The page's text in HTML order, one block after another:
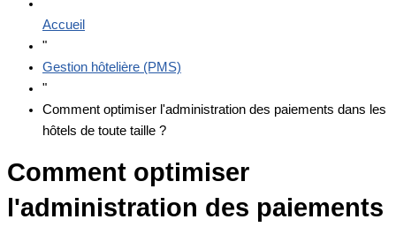
Accueil
"
Gestion hôtelière (PMS)
"
Comment optimiser l'administration des paiements dans les
hôtels de toute taille ?
Comment optimiser
l'administration des paiements